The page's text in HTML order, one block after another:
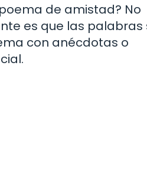
de amistad? No
es que las palabras
con anécdotas o